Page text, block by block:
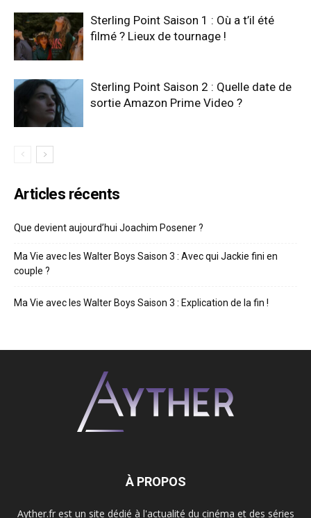
Sterling Point Saison 1 : Où a t’il été
filmé ? Lieux de tournage !
Sterling Point Saison 2 : Quelle date de
sortie Amazon Prime Video ?
Articles récents
Que devient aujourd’hui Joachim Posener ?
Ma Vie avec les Walter Boys Saison 3 : Avec qui Jackie fini en
couple ?
Ma Vie avec les Walter Boys Saison 3 : Explication de la fin !
À PROPOS
Ayther.fr est un site dédié à l'actualité du cinéma et des séries